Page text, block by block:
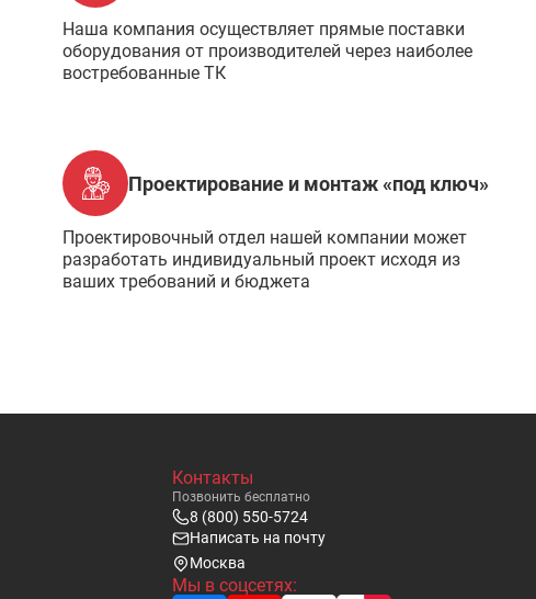
Наша компания осуществляет прямые поставки
оборудования от производителей через наиболее
востребованные ТК
Проектирование и монтаж «под ключ»
Проектировочный отдел нашей компании может
разработать индивидуальный проект исходя из
ваших требований и бюджета
Контакты
Позвонить бесплатно
8 (800) 550-5724
Написать на почту
Москва
Мы в соцсетях: